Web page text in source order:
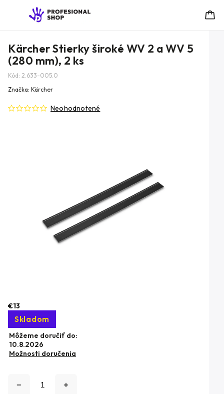
Kärcher Stierky široké WV 2 a WV 5
(280 mm), 2 ks
Kód: 2.633-005.0
Neohodnotené
Značka: Kärcher
€13
Skladom
Môžeme doručiť do:
10.8.2026
Možnosti doručenia